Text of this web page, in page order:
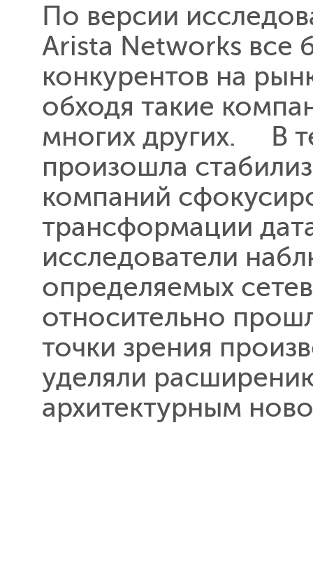
По версии
Arista Networks все
конкурентов на
обходя такие
многих других. В
произошла
компаний
трансформации
исследователи
определяемых
относительно
точки зрения
уделяли
архитектурным